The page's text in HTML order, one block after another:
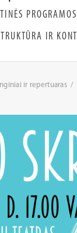
PROGRAMOS
IR
ir repertuaras